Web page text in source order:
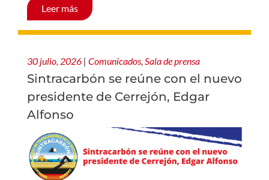
Leer más
30 julio, 2026 | Comunicados, Sala de prensa
Sintracarbón se reúne con el nuevo
presidente de Cerrejón, Edgar
Alfonso